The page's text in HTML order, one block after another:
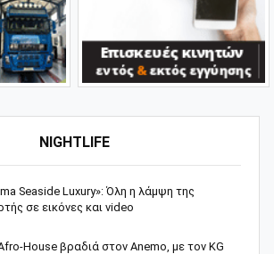
NIGHTLIFE
Seaside Luxury»: Όλη η λάμψη της
σε εικόνες και video
House βραδιά στον Anemo, με τον KG